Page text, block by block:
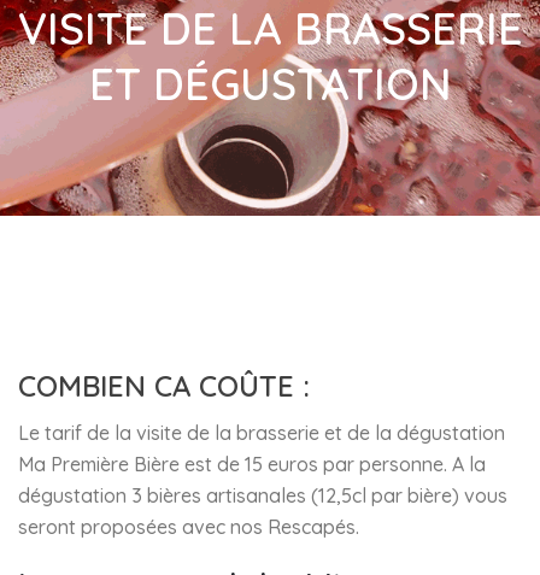
VISITE DE LA BRASSERIE
ET DÉGUSTATION
COMBIEN CA COÛTE :
Le tarif de la visite de la brasserie et de la dégustation
Ma Première Bière est de 15 euros par personne. A la
dégustation 3 bières artisanales (12,5cl par bière) vous
seront proposées avec nos Rescapés.